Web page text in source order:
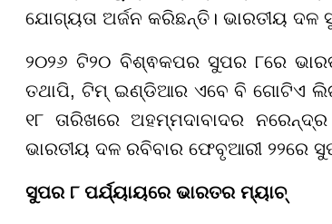
ଯୋଗ୍ୟତା ଅର୍ଜନ କରିଛନ୍ତି। ଭାରତୀୟ
୨୦୨୬ ଟି୨୦ ବିଶ୍ଵକପର ସୁପର ୮ରେ
ତଥାପି, ଟିମ୍ ଇଣ୍ଡିଆର ଏବେ ବି ଗୋଟିଏ
୧୮ ତାରିଖରେ ଅହମ୍ମଦାବାଦର
ଭାରତୀୟ ଦଳ ରବିବାର ଫେବୃଆରୀ ୨୨ରେ
ସୁପର ୮ ପର୍ଯ୍ୟାୟରେ ଭାରତର ମ୍ୟାଚ୍